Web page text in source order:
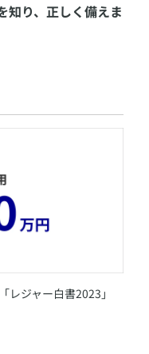
知り、正しく備えま
レジャー白書2023」